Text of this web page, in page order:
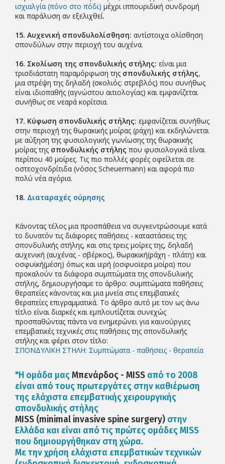
ισχιαλγία (πόνο στο πόδι) μέχρι ιππουριδική συνδρομή
και παράλυση αν εξελιχθεί.
15. Αυχενική σπονδυλολίσθηση: αντίστοιχα ολίσθηση
σπονδύλων στην περιοχή του αυχένα.
16. Σκολίωση της σπονδυλικής στήλης: είναι μια
τρισδιάστατη παραμόρφωση της σπονδυλικής στήλης,
μια στρέψη της δηλαδή (σκολιός: στρεβλός) που συνήθως
είναι ιδιοπαθής (αγνώστου αιτιολογίας) και εμφανίζεται
συνήθως σε νεαρά κορίτσια.
17. Κύφωση σπονδυλικής στήλης: εμφανίζεται συνήθως
στην περιοχή της θωρακικής μοίρας (ράχη) και εκδηλώνεται
με αύξηση της φυσιολογικής γωνίωσης της θωρακικής
μοίρας της σπονδυλικής στήλης που φυσιολογικά είναι
περίπου 40 μοίρες. Τις πιο πολλές φορές οφείλεται σε
οστεοχονδρίτιδα (νόσος Scheuermann) και αφορά πιο
πολύ νέα αγόρια.
18. Διαταραχές ούρησης
Κάνοντας τέλος μια προσπάθεια να συγκεντρώσουμε κατά
το δυνατόν τις διάφορες παθήσεις - καταστάσεις της
σπονδυλικής στήλης, και στις τρεις μοίρες της, δηλαδή
αυχενική (αυχένας - σβέρκος), θωρακική(ράχη - πλάτη) και
οσφυϊκή(μέση) όπως και ιερή (οσφυοϊερα μοίρα) που
προκαλούν τα διάφορα συμπτώματα της σπονδυλικής
στήλης, δημιουργήσαμε το άρθρο: συμπτώματα παθήσεις
θεραπείες κάνοντας και μια μνεία στις επεμβατικές
θεραπείες επιγραμματικά. Το άρθρο αυτό με τον ως άνω
τίτλο είναι διαρκές και εμπλουτίζεται συνεχώς
προσπαθώντας πάντα να ενημερώνει για καινούργιες
επεμβατικές τεχνικές στις παθήσεις της σπονδυλικής
στήλης και φέρει στον τίτλο:
ΣΠΟΝΔΥΛΙΚΗ ΣΤΗΛΗ: Συμπτώματα - παθήσεις - θεραπεία
"Η ομάδα μαςΜπενάρδος - MISS από το 2008
είναι από τους πρωτεργάτες στην καθιέρωση
της ελάχιστα επεμβατικής χειρουργικής
σπονδυλικής στήλης
MISS (minimal invasive spine surgery) στην
Ελλάδα και είναι από τις πρώτες ομάδες MISS
που δημιουργήθηκαν στη χώρα.
Με την χρήση ελάχιστα επεμβατικών τεχνικών